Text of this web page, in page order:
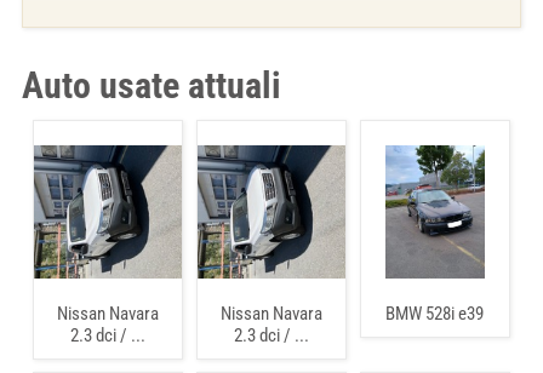
Auto usate attuali
Nissan Navara
2.3 dci / ...
Nissan Navara
2.3 dci / ...
BMW 528i e39